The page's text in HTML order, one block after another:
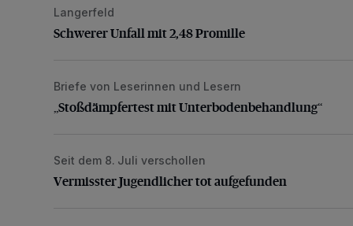
Schwerer Unfall mit 2,48 Promille
Langerfeld
Schwerer Unfall mit 2,48 Promille
„Stoßdämpfertest mit Unterbodenbehandlung“
Briefe von Leserinnen und Lesern
„Stoßdämpfertest mit Unterbodenbehandlung“
Vermisster Jugendlicher tot aufgefunden
Seit dem 8. Juli verschollen
Vermisster Jugendlicher tot aufgefunden